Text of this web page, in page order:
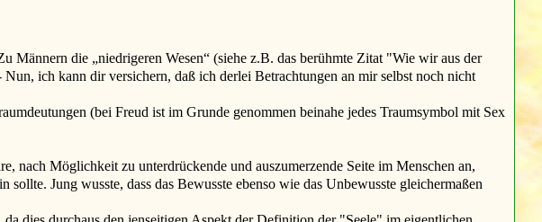
die „niedrigeren Wesen“ (siehe z.B. das berühmte Zitat "Wie wir aus der
ich kann dir versichern, daß ich derlei Betrachtungen an mir selbst noch nicht
(bei Freud ist im Grunde genommen beinahe jedes Traumsymbol mit Sex
nach Möglichkeit zu unterdrückende und auszumerzende Seite im Menschen an,
Jung wusste, dass das Bewusste ebenso wie das Unbewusste gleichermaßen